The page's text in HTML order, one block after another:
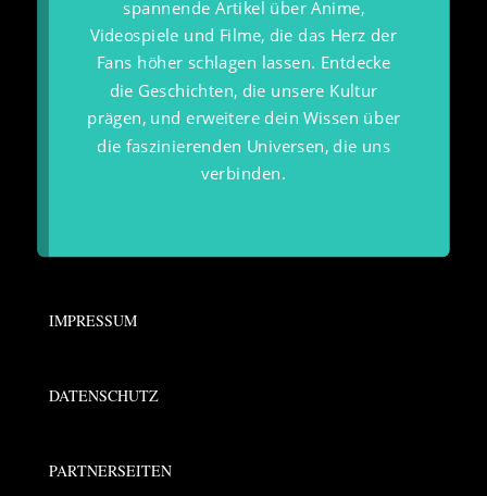
spannende Artikel über Anime,
Videospiele und Filme, die das Herz der
Fans höher schlagen lassen. Entdecke
die Geschichten, die unsere Kultur
prägen, und erweitere dein Wissen über
die faszinierenden Universen, die uns
verbinden.
IMPRESSUM
DATENSCHUTZ
PARTNERSEITEN